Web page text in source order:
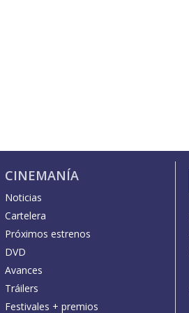
CINEMANÍA
Noticias
Cartelera
Próximos estrenos
DVD
Avances
Tráilers
Festivales + premios